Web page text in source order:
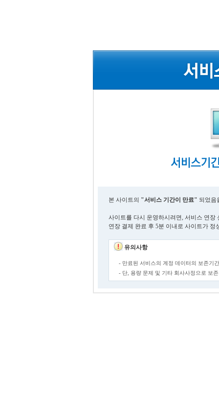
본 사이트의 "서비스 기간이 만료" 되었음
사이트를 다시 운영하시려면, 서비스 연장
연장 결제 완료 후 5분 이내로 사이트가 정
유의사항
- 만료된 서비스의 계정 데이터의 보존기
- 단, 용량 문제 및 기타 회사사정으로 보